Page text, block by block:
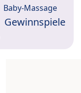
Baby-Massage
Gewinnspiele